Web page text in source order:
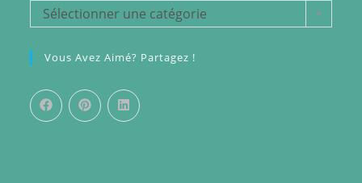
BlogSélectionner une catégorie
Vous Avez Aimé? Partagez !